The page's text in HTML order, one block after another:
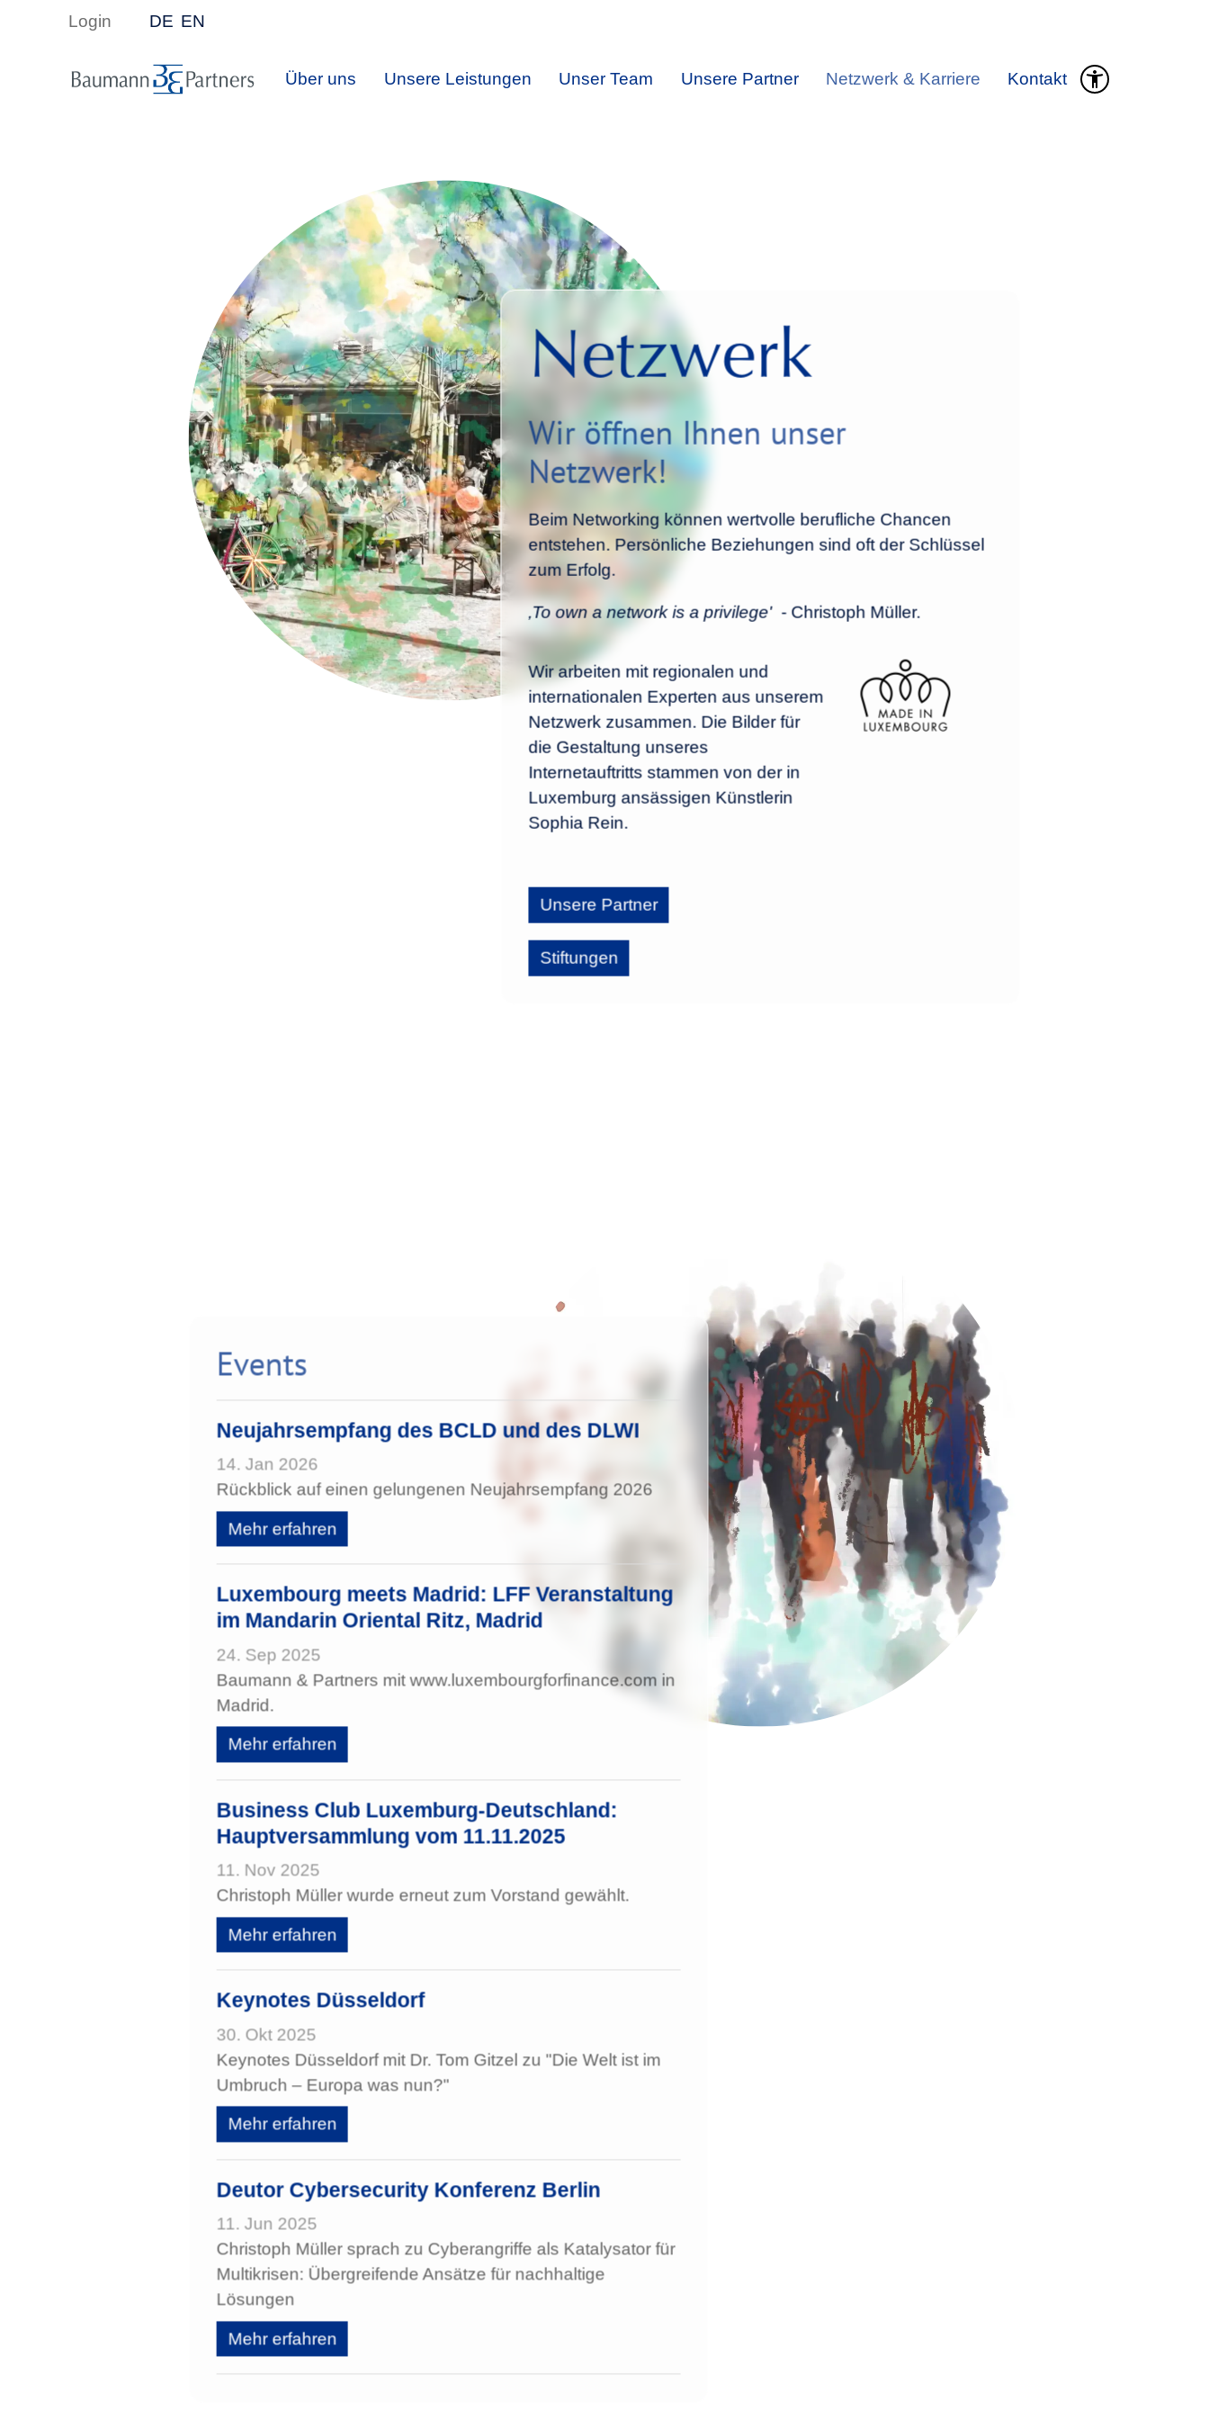
Login DE EN
Über uns Unsere Leistungen Unser Team Unsere Partner Netzwerk & Karriere Kontakt
Netzwerk
Wir öffnen Ihnen unser
Netzwerk!
Beim Networking können wertvolle berufliche Chancen
entstehen. Persönliche Beziehungen sind oft der Schlüssel
zum Erfolg.
‚To own a network is a privilege'- Christoph Müller.
Wir arbeiten mit regionalen und
internationalen Experten aus unserem
Netzwerk zusammen. Die Bilder für
die Gestaltung unseres
Internetauftritts stammen von der in
Luxemburg ansässigen Künstlerin
Sophia Rein.
Unsere Partner
Stiftungen
Events
Neujahrsempfang des BCLD und des DLWI
14. Jan 2026
Rückblick auf einen gelungenen Neujahrsempfang 2026
Mehr erfahren
Luxembourg meets Madrid: LFF Veranstaltung
im Mandarin Oriental Ritz, Madrid
24. Sep 2025
Baumann & Partners mit www.luxembourgforfinance.com in
Madrid.
Mehr erfahren
Business Club Luxemburg-Deutschland:
Hauptversammlung vom 11.11.2025
11. Nov 2025
Christoph Müller wurde erneut zum Vorstand gewählt.
Mehr erfahren
Keynotes Düsseldorf
30. Okt 2025
Keynotes Düsseldorf mit Dr. Tom Gitzel zu "Die Welt ist im
Umbruch – Europa was nun?"
Mehr erfahren
Deutor Cybersecurity Konferenz Berlin
11. Jun 2025
Christoph Müller sprach zu Cyberangriffe als Katalysator für
Multikrisen: Übergreifende Ansätze für nachhaltige
Lösungen
Mehr erfahren